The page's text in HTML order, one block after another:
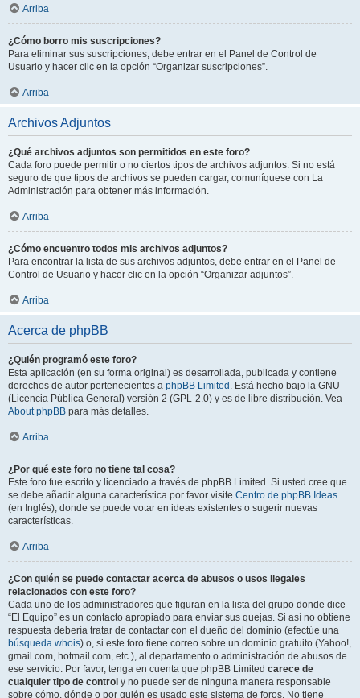
Arriba
¿Cómo borro mis suscripciones?
Para eliminar sus suscripciones, debe entrar en el Panel de Control de
Usuario y hacer clic en la opción “Organizar suscripciones”.
Arriba
Archivos Adjuntos
¿Qué archivos adjuntos son permitidos en este foro?
Cada foro puede permitir o no ciertos tipos de archivos adjuntos. Si no está
seguro de que tipos de archivos se pueden cargar, comuníquese con La
Administración para obtener más información.
Arriba
¿Cómo encuentro todos mis archivos adjuntos?
Para encontrar la lista de sus archivos adjuntos, debe entrar en el Panel de
Control de Usuario y hacer clic en la opción “Organizar adjuntos”.
Arriba
Acerca de phpBB
¿Quién programó este foro?
Esta aplicación (en su forma original) es desarrollada, publicada y contiene
derechos de autor pertenecientes a phpBB Limited . Está hecho bajo la GNU
(Licencia Pública General) versión 2 (GPL-2.0) y es de libre distribución. Vea
About phpBB para más detalles.
Arriba
¿Por qué este foro no tiene tal cosa?
Este foro fue escrito y licenciado a través de phpBB Limited. Si usted cree que
se debe añadir alguna característica por favor visite Centro de phpBB Ideas
(en Inglés), donde se puede votar en ideas existentes o sugerir nuevas
características.
Arriba
¿Con quién se puede contactar acerca de abusos o usos ilegales
relacionados con este foro?
Cada uno de los administradores que figuran en la lista del grupo donde dice
“El Equipo” es un contacto apropiado para enviar sus quejas. Si así no obtiene
respuesta debería tratar de contactar con el dueño del dominio (efectúe una
búsqueda whois) o, si este foro tiene correo sobre un dominio gratuito (Yahoo!,
gmail.com, hotmail.com, etc.), al departamento o administración de abusos de
ese servicio. Por favor, tenga en cuenta que phpBB Limited carece de
cualquier tipo de control y no puede ser de ninguna manera responsable
sobre cómo, dónde o por quién es usado este sistema de foros. No tiene